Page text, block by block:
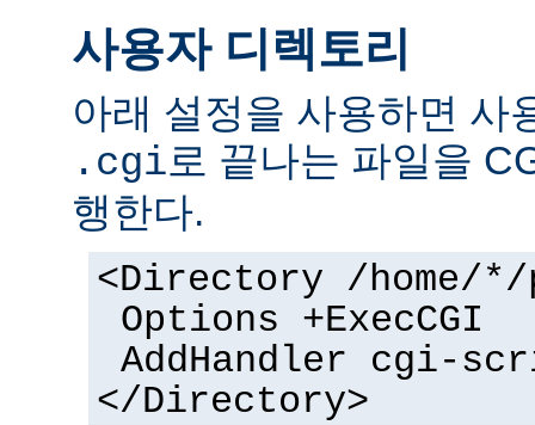
사용자 디렉토리
아래 설정을 사용하면 사
.cgi로 끝나는 파일을
행한다.
<Directory /home/
Options +ExecCGI
AddHandler cgi-
</Directory>